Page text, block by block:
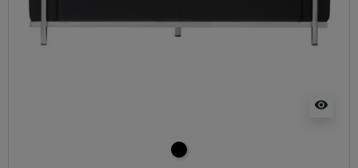
visibility
czarny